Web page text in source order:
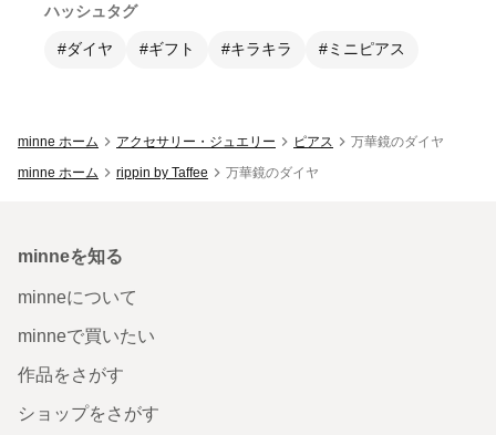
ハッシュタグ
#ダイヤ #ギフト #キラキラ #ミニピアス
minne ホーム アクセサリー・ジュエリー ピアス
万華鏡のダイヤ
minne ホーム
rippin by Taffee 万華鏡のダイヤ
minneを知る
minneについて
minneで買いたい
作品をさがす
ショップをさがす